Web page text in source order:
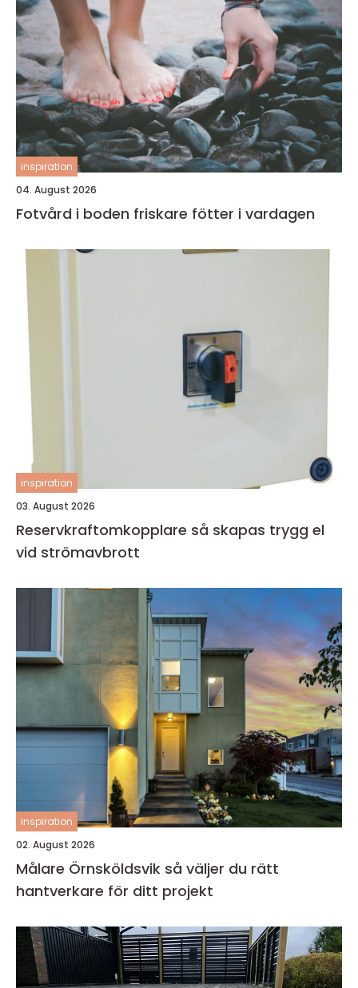
inspiration
04. August 2026
Fotvård i boden friskare fötter i vardagen
inspiration
03. August 2026
Reservkraftomkopplare så skapas trygg el
vid strömavbrott
inspiration
02. August 2026
Målare Örnsköldsvik så väljer du rätt
hantverkare för ditt projekt